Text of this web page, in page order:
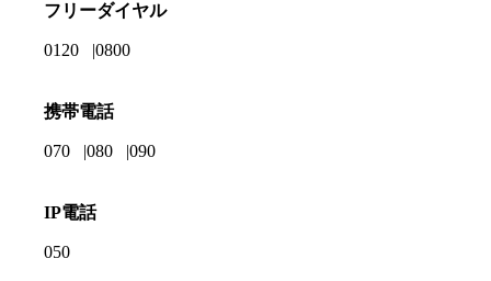
フリーダイヤル
0120 0800
携帯電話
070 080 090
IP電話
050